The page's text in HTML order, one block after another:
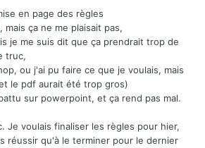
en page des règles
ça ne me plaisait pas,
je me suis dit que ça prendrait trop de
truc,
ou j'ai pu faire ce que je voulais, mais
le pdf aurait été trop gros)
sur powerpoint, et ça rend pas mal.
Je voulais finaliser les règles pour hier,
réussir qu'à le terminer pour le dernier